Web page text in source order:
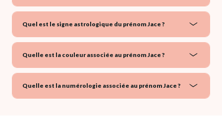
Quel est le signe astrologique du prénom Jace ?
Quelle est la couleur associée au prénom Jace ?
Quelle est la numérologie associée au prénom Jace ?